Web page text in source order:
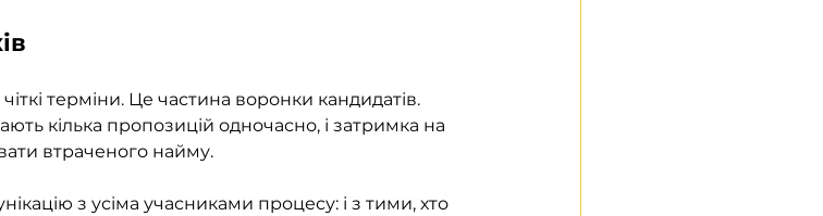
терміни. Це частина воронки кандидатів.
кілька пропозицій одночасно, і затримка на
втраченого найму.
з усіма учасниками процесу: і з тими, хто